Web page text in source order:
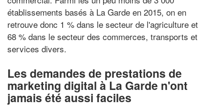
établissements basés à La Garde en 2015, on en
retrouve donc 1 % dans le secteur de l'agriculture et
68 % dans le secteur des commerces, transports et
services divers.
Les demandes de prestations de
marketing digital à La Garde n'ont
jamais été aussi faciles